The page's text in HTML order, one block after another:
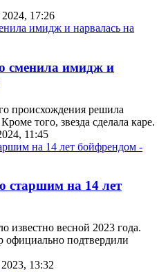
17:26
сменила имидж и
происхождения решила
того, звезда сделала каре.
11:45
старшим на 14 лет
известно весной 2023 года.
официально подтвердили
13:32